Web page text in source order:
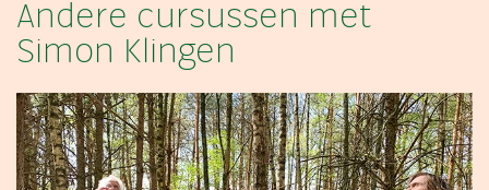
Andere cursussen met
Simon Klingen